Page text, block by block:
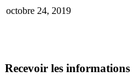
octobre 24, 2019
Recevoir les informations